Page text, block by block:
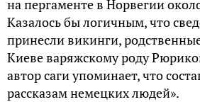
на пергаменте в Норвегии
Казалось бы логичным, что
принесли викинги,
Киеве варяжскому роду
автор саги упоминает, что
рассказам немецких людей».